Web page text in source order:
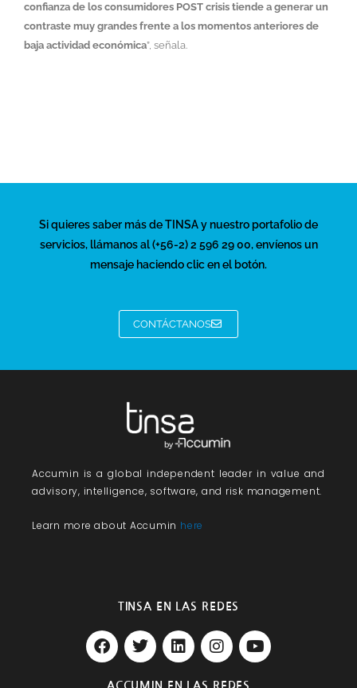
confianza de los consumidores POST crisis tiende a generar un
contraste muy grandes frente a los momentos anteriores de
baja actividad económica”, señala.
Si quieres saber más de TINSA y nuestro portafolio de
servicios, llámanos al (+56-2) 2 596 29 00, envíenos un
mensaje haciendo clic en el botón.
CONTÁCTANOS
Accumin is a global independent leader in value and
advisory, intelligence, software, and risk management.
Learn more about Accumin here
TINSA EN LAS REDES
F
a
T
w
L
i
I
n
Y
o